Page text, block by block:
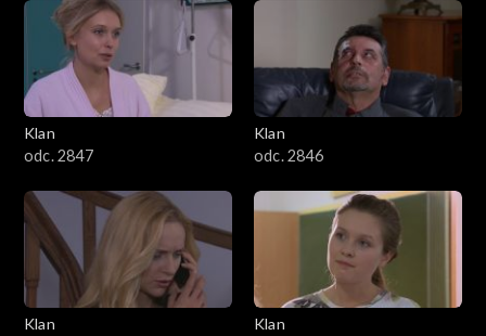
Klan
odc. 2847
Klan
odc. 2846
Klan
Klan